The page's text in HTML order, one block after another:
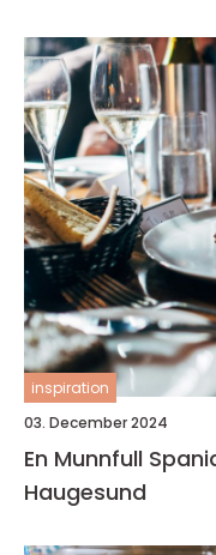
inspiration
03. December 2024
En Munnfull
Haugesund